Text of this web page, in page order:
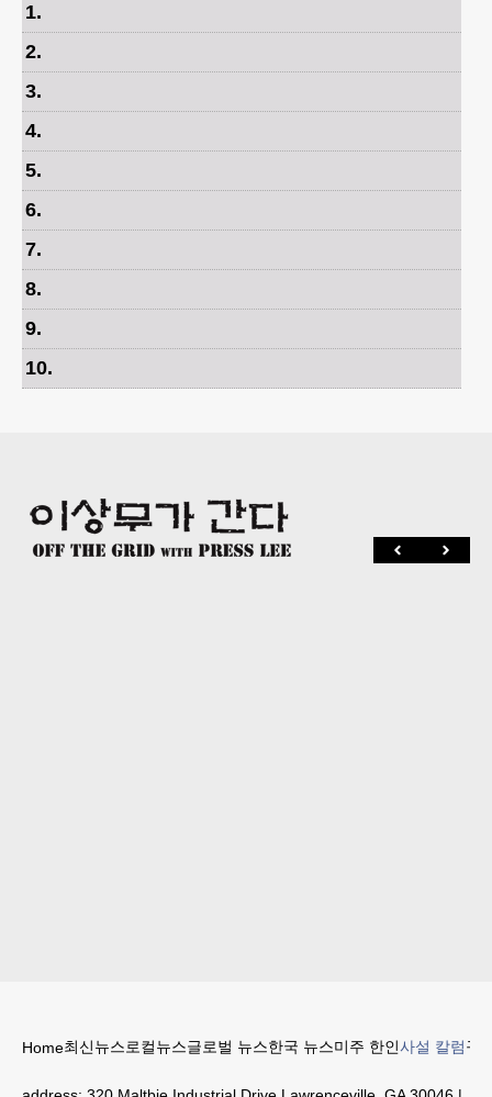
1.
2.
3.
4.
5.
6.
7.
8.
9.
10.
Home최신뉴스로컬뉴스글로벌 뉴스한국 뉴스미주 한인사설 칼럼구